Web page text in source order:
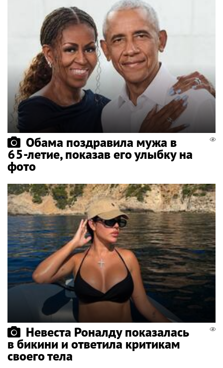
Обама поздравила мужа в
65-летие, показав его улыбку на
фото
Невеста Роналду показалась
в бикини и ответила критикам
своего тела